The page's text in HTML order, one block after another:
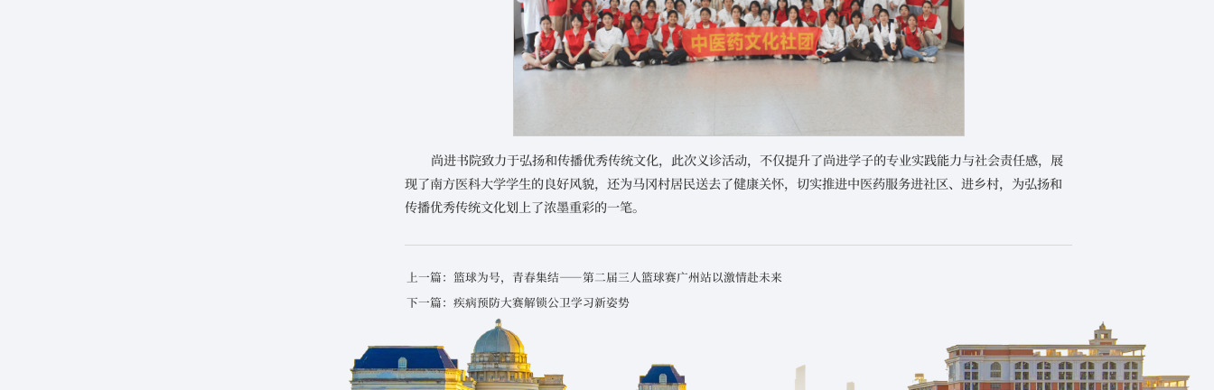
尚进书院致力于弘扬和传播优秀传统文化，此次义诊活动，不仅提升了尚进学子的专业实践能力与社会责任感，展
现了南方医科大学学生的良好风貌，还为马冈村居民送去了健康关怀，切实推进中医药服务进社区、进乡村，为弘扬和
传播优秀传统文化划上了浓墨重彩的一笔。
上一篇：篮球为号，青春集结——第二届三人篮球赛广州站以激情赴未来
下一篇：疾病预防大赛解锁公卫学习新姿势